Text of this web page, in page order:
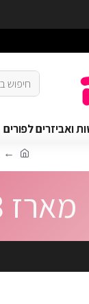
ואביזרים לפורים
מארז 8 ליפסטיקים צבעוניים לאיפור (Pop Up Face)